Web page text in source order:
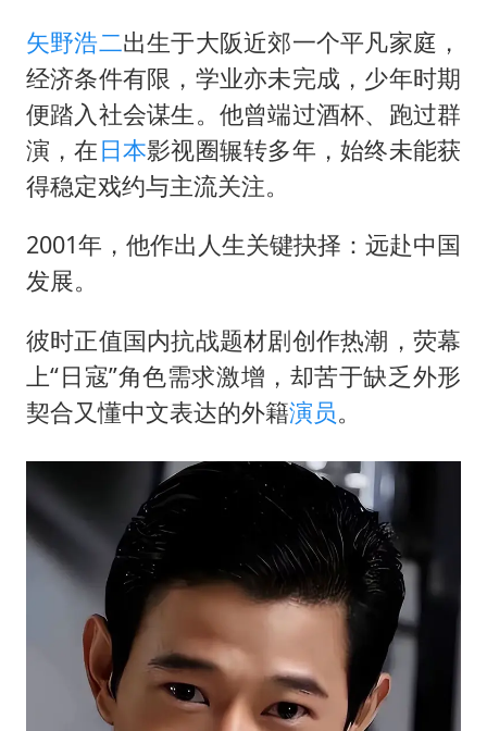
矢野浩二出生于大阪近郊一个平凡家庭，
经济条件有限，学业亦未完成，少年时期
便踏入社会谋生。他曾端过酒杯、跑过群
演，在日本影视圈辗转多年，始终未能获
得稳定戏约与主流关注。
2001年，他作出人生关键抉择：远赴中国
发展。
彼时正值国内抗战题材剧创作热潮，荧幕
上“日寇”角色需求激增，却苦于缺乏外形
契合又懂中文表达的外籍演员。